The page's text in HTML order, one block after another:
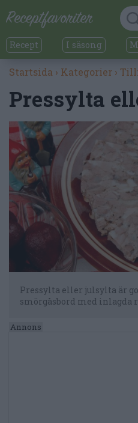
Recept I säsong
Startsida › Kategorier ›
Pressylta
Pressylta eller julsylta är
smörgåsbord med inlagda